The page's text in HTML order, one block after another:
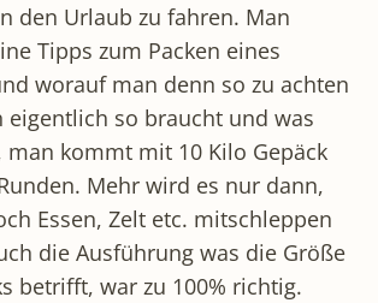
den Urlaub zu fahren. Man
Tipps zum Packen eines
worauf man denn so zu achten
eigentlich so braucht und was
man kommt mit 10 Kilo Gepäck
Mehr wird es nur dann,
Essen, Zelt etc. mitschleppen
die Ausführung was die Größe
betrifft, war zu 100% richtig.